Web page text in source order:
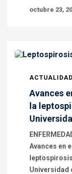
octubre 23,
ACTUALIDAD
Avances
la
Avances en
Universidad